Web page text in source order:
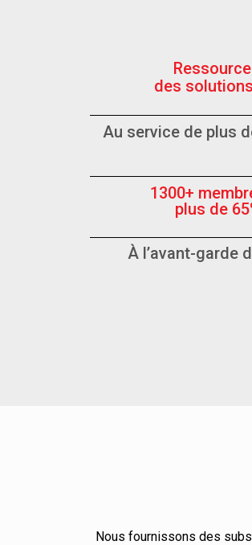
des
Au service de plus
1300+
plus de
À l’avant-garde
Nous fournissons des